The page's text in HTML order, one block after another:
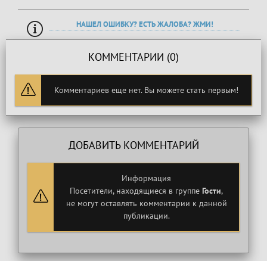
НАШЕЛ ОШИБКУ? ЕСТЬ ЖАЛОБА? ЖМИ!
КОММЕНТАРИИ (0)
Комментариев еще нет. Вы можете стать первым!
ДОБАВИТЬ КОММЕНТАРИЙ
Информация
Посетители, находящиеся в группе Гости,
не могут оставлять комментарии к данной
публикации.